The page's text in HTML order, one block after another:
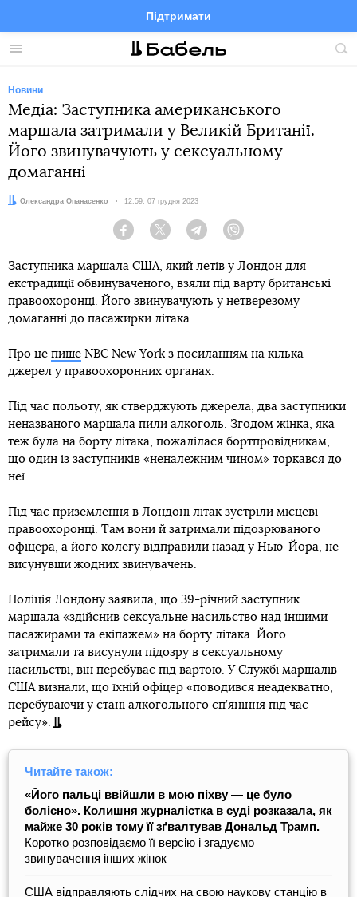
Меню
Підтримати
FacebookTelegramTwitter
Новини
Медіа: Заступника американського
маршала затримали у Великій Британії.
Його звинувачують у сексуальному
домаганні
Автор:
Олександра Опанасенко Дата:
12:59, 07 грудня 2023
Facebook Twitter Telegram
Заступника маршала США, який летів у Лондон для
екстрадиції обвинуваченого, взяли під варту британські
правоохоронці. Його звинувачують у нетверезому
домаганні до пасажирки літака.
Про це пише NBC New York з посиланням на кілька
джерел у правоохоронних органах.
Під час польоту, як стверджують джерела, два заступники
неназваного маршала пили алкоголь. Згодом жінка, яка
теж була на борту літака, пожалілася бортпровідникам,
що один із заступників «неналежним чином» торкався до
неї.
Під час приземлення в Лондоні літак зустріли місцеві
правоохоронці. Там вони й затримали підозрюваного
офіцера, а його колегу відправили назад у Нью-Йора, не
висунувши жодних звинувачень.
Поліція Лондону заявила, що 39-річний заступник
маршала «здійснив сексуальне насильство над іншими
пасажирами та екіпажем» на борту літака. Його
затримали та висунули підозру в сексуальному
насильстві, він перебуває під вартою. У Службі маршалів
США визнали, що їхній офіцер «поводився неадекватно,
перебуваючи у стані алкогольного сп’яніння під час
рейсу».
Читайте також:
«Його пальці ввійшли в мою піхву — це було
болісно». Колишня журналістка в суді розказала, як
майже 30 років тому її зґвалтував Дональд Трамп.
Коротко розповідаємо її версію і згадуємо
звинувачення інших жінок
США відправляють слідчих на свою наукову станцію в